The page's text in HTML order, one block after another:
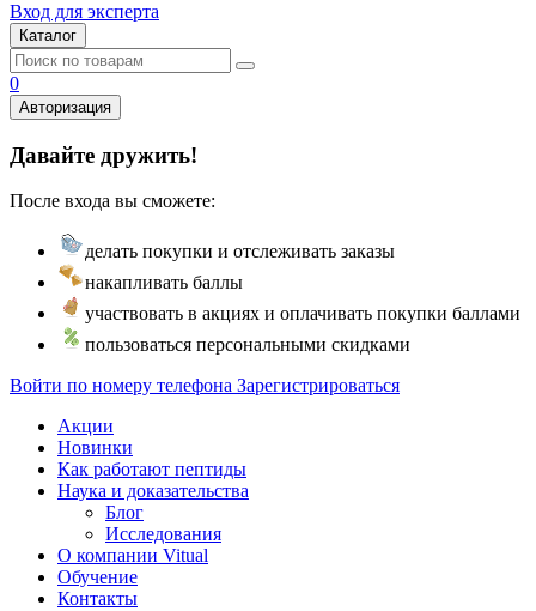
Вход для эксперта
Каталог
0
Авторизация
Давайте дружить!
После входа вы сможете:
делать покупки и отслеживать заказы
накапливать баллы
участвовать в акциях и оплачивать покупки баллами
пользоваться персональными скидками
Войти по номеру телефона Зарегистрироваться
Акции
Новинки
Как работают пептиды
Наука и доказательства
Блог
Исследования
О компании Vitual
Обучение
Контакты